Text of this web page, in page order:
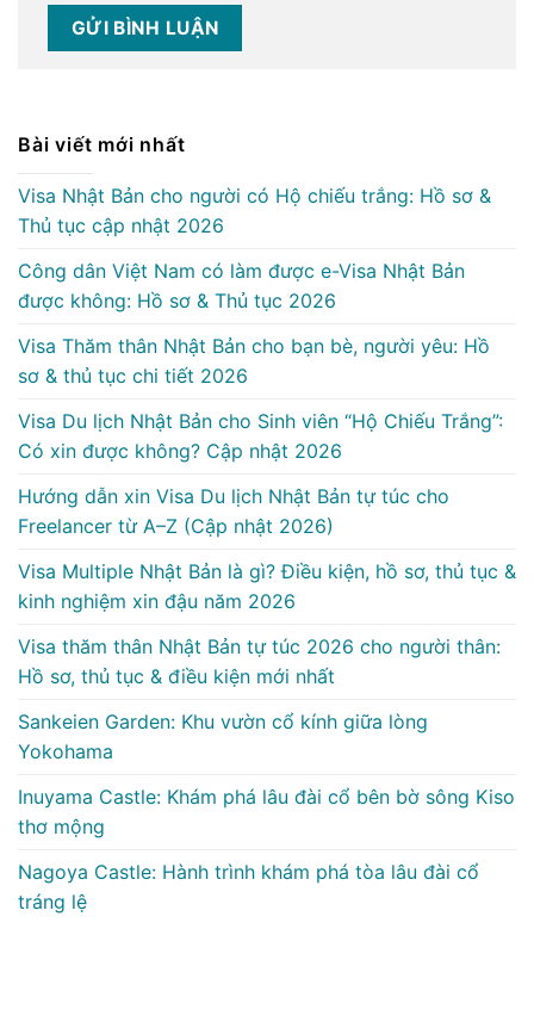
Bài viết mới nhất
Visa Nhật Bản cho người có Hộ chiếu trắng: Hồ sơ &
Thủ tục cập nhật 2026
Công dân Việt Nam có làm được e-Visa Nhật Bản
được không: Hồ sơ & Thủ tục 2026
Visa Thăm thân Nhật Bản cho bạn bè, người yêu: Hồ
sơ & thủ tục chi tiết 2026
Visa Du lịch Nhật Bản cho Sinh viên “Hộ Chiếu Trắng”:
Có xin được không? Cập nhật 2026
Hướng dẫn xin Visa Du lịch Nhật Bản tự túc cho
Freelancer từ A–Z (Cập nhật 2026)
Visa Multiple Nhật Bản là gì? Điều kiện, hồ sơ, thủ tục &
kinh nghiệm xin đậu năm 2026
Visa thăm thân Nhật Bản tự túc 2026 cho người thân:
Hồ sơ, thủ tục & điều kiện mới nhất
Sankeien Garden: Khu vườn cổ kính giữa lòng
Yokohama
Inuyama Castle: Khám phá lâu đài cổ bên bờ sông Kiso
thơ mộng
Nagoya Castle: Hành trình khám phá tòa lâu đài cổ
tráng lệ